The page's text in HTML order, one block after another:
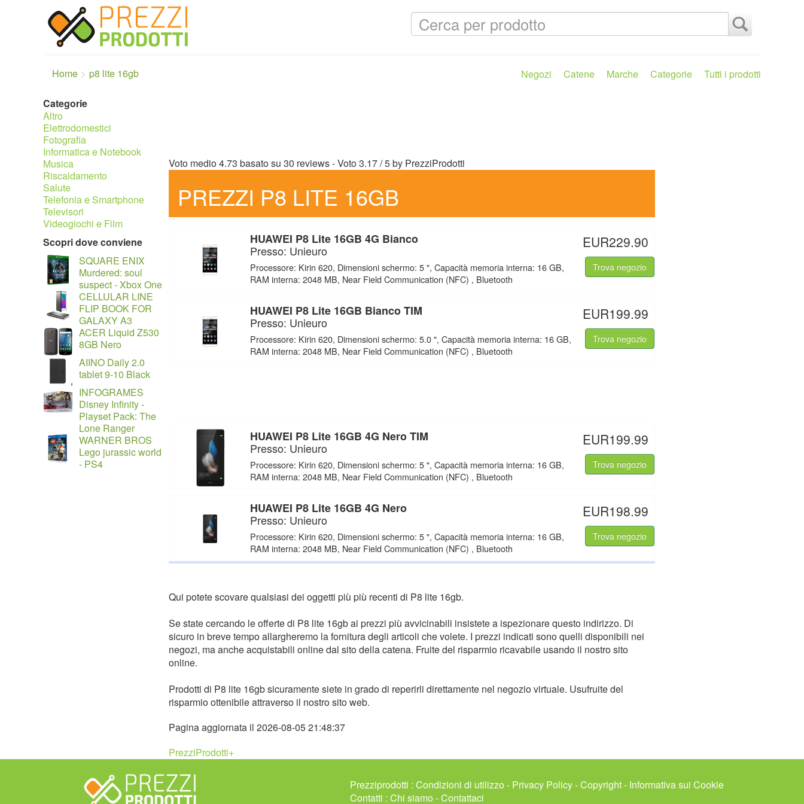
Home p8 lite 16gb Negozi Catene Marche Categorie Tutti i prodotti
Categorie
Altro
Elettrodomestici
Fotografia
Informatica e Notebook
Musica
Riscaldamento
Salute
Telefonia e Smartphone
Televisori
Videogiochi e Film
Scopri dove conviene
SQUARE ENIX
Murdered: soul
suspect - Xbox One
CELLULAR LINE
FLIP BOOK FOR
GALAXY A3
ACER Liquid Z530
8GB Nero
AIINO Daily 2.0
tablet 9-10 Black
INFOGRAMES
Disney Infinity -
Playset Pack: The
Lone Ranger
WARNER BROS
Lego jurassic world
- PS4
Voto medio4.73 basato su 30 reviews- Voto3.17/5by PrezziProdotti
PREZZI P8 LITE 16GB
HUAWEI P8 Lite 16GB 4G Bianco
Presso: Unieuro
Processore: Kirin 620, Dimensioni schermo: 5 ", Capacità memoria interna: 16 GB,
RAM interna: 2048 MB, Near Field Communication (NFC) , Bluetooth
EUR229.90
Trova negozio
HUAWEI P8 Lite 16GB Bianco TIM
Presso: Unieuro
Processore: Kirin 620, Dimensioni schermo: 5.0 ", Capacità memoria interna: 16 GB,
RAM interna: 2048 MB, Near Field Communication (NFC) , Bluetooth
EUR199.99
Trova negozio
HUAWEI P8 Lite 16GB 4G Nero TIM
Presso: Unieuro
Processore: Kirin 620, Dimensioni schermo: 5 ", Capacità memoria interna: 16 GB,
RAM interna: 2048 MB, Near Field Communication (NFC) , Bluetooth
EUR199.99
Trova negozio
HUAWEI P8 Lite 16GB 4G Nero
Presso: Unieuro
Processore: Kirin 620, Dimensioni schermo: 5 ", Capacità memoria interna: 16 GB,
RAM interna: 2048 MB, Near Field Communication (NFC) , Bluetooth
EUR198.99
Trova negozio
Qui potete scovare qualsiasi dei oggetti più più recenti di P8 lite 16gb.
Se state cercando le offerte di P8 lite 16gb ai prezzi più avvicinabili insistete a ispezionare questo indirizzo. Di
sicuro in breve tempo allargheremo la fornitura degli articoli che volete. I prezzi indicati sono quelli disponibili nei
negozi, ma anche acquistabili online dal sito della catena. Fruite del risparmio ricavabile usando il nostro sito
online.
Prodotti di P8 lite 16gb sicuramente siete in grado di reperirli direttamente nel negozio virtuale. Usufruite del
risparmio ottenibile attraverso il nostro sito web.
Pagina aggiornata il 2026-08-05 21:48:37
PrezziProdotti+
Prezziprodotti : Condizioni di utilizzo - Privacy Policy-Copyright- Informativa sui Cookie
Contatti : Chi siamo -Contattaci